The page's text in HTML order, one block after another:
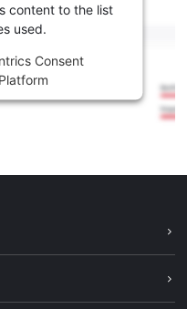
content to the list
used.
Consent